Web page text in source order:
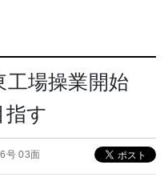
工場操業開始
指す
号 03面